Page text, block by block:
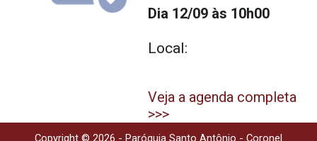
Dia 12/09 às 10h00
Local:
Veja a agenda completa
>>>
Copyright © 2026 - Paróquia Santo Antônio - Coronel